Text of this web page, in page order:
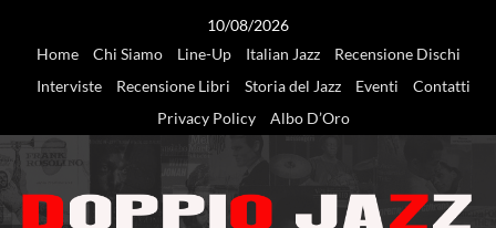
10/08/2026
Home
Chi Siamo Line-Up Italian Jazz
Recensione Dischi
Interviste
Recensione Libri Storia del Jazz Eventi
Contatti
Privacy Policy
Albo D’Oro